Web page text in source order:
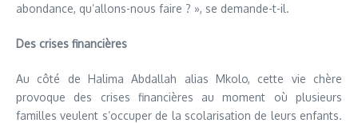
abondance, qu’allons-nous faire ? », se demande-t-il.
Des crises financières
Au côté de Halima Abdallah alias Mkolo, cette vie chère
provoque des crises financières au moment où plusieurs
familles veulent s’occuper de la scolarisation de leurs enfants.